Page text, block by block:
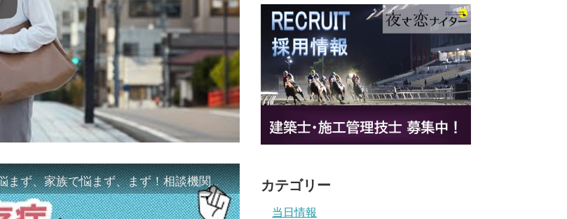
「ギャンブル等依存症対策啓発動画 ～一人で悩まず、家族で悩まず、まず！相談機関へ～」 カテゴリー
当日情報